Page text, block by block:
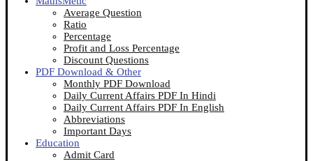
Average Question
Ratio
Percentage
Profit and Loss Percentage
Discount Questions
PDF Download & Other
Monthly PDF Download
Daily Current Affairs PDF In Hindi
Daily Current Affairs PDF In English
Abbreviations
Important Days
Education
Admit Card